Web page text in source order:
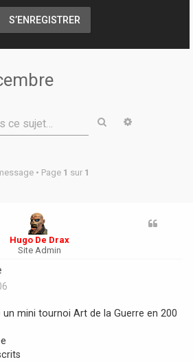
S’ENREGISTRER
ce sujet… Rechercher
• Page 1 sur 1
Hugo De Drax
Site Admin
un mini tournoi Art de la Guerre en 200